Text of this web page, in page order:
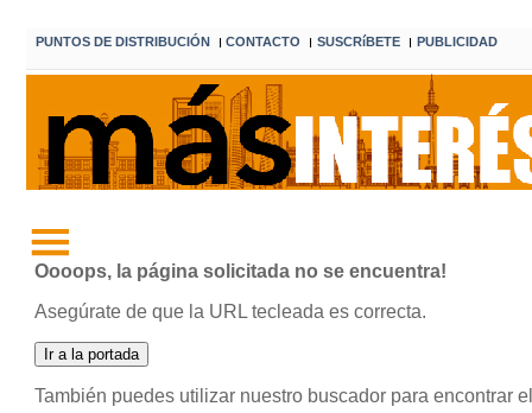
PUNTOS DE DISTRIBUCIÓN I CONTACTO I SUSCRíBETE I PUBLICIDAD
Oooops, la página solicitada no se encuentra!
Asegúrate de que la URL tecleada es correcta.
También puedes utilizar nuestro buscador para encontrar